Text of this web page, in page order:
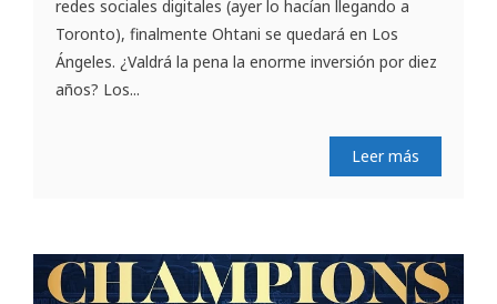
redes sociales digitales (ayer lo hacían llegando a
Toronto), finalmente Ohtani se quedará en Los
Ángeles. ¿Valdrá la pena la enorme inversión por diez
años? Los...
Leer más